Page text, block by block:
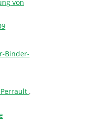
von
Binder-
,